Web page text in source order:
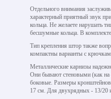
Отдельного внимания
характерный приятный звук
кольца. Не желаете нарушать
бесшумные кольца. В
Тип крепления штор также
компактны варианты с
Металлические карнизы
Они бывают стеновыми (как
боковые. Размеры
17 см. Для двухрядных - 13/20